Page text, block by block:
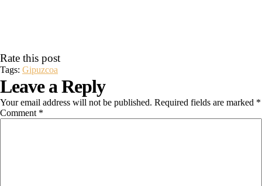
Rate this post
Tags: Gipuzcoa
Leave a Reply
Your email address will not be published. Required fields are marked *
Comment *